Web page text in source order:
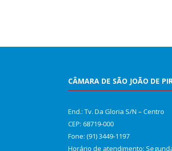
CÂMARA DE SÃO JOÃO DE
End.: Tv. Da Gloria S/N – Centro
CEP: 68719-000
Fone: (91) 3449-1197
Horário de atendimento: